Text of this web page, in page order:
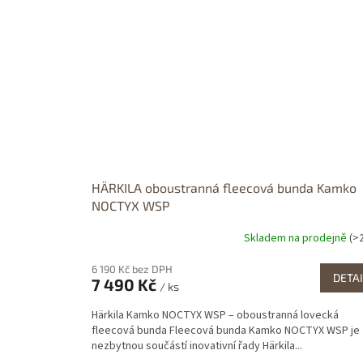
HÄRKILA oboustranná fleecová bunda Kamko
NOCTYX WSP
produktu
je
z
5
hvězdiček.
Skladem na prodejně
6 190 Kč bez DPH
7 490 Kč / ks
Härkila Kamko NOCTYX WSP – oboustranná lovecká
fleecová bunda Fleecová bunda Kamko NOCTYX WSP je
nezbytnou součástí inovativní řady Härkila...